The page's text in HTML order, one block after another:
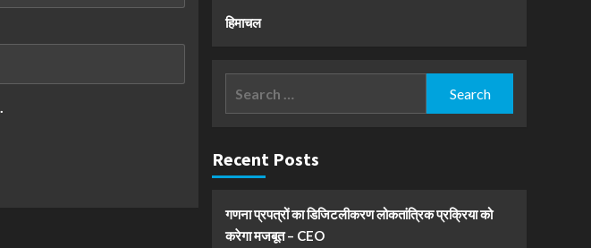
हिमाचल
Recent Posts
गणना प्रपत्रों का डिजिटलीकरण लोकतांत्रिक प्रक्रिया को
करेगा मजबूत – CEO